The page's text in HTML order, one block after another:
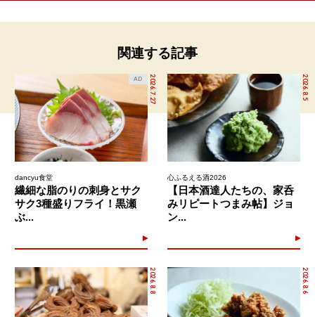
関連する記事
2026.7.27
AD
dancyu食堂
繊細な脂のりの刺身とサク
サク3種盛りフライ！黒瀬
ぶ...
2026.8.5
心ふるえる酒2026
【日本酒達人たちの、家呑
みリピートつまみ帖】ジョ
ン...
2026.8.8 2026.8.6